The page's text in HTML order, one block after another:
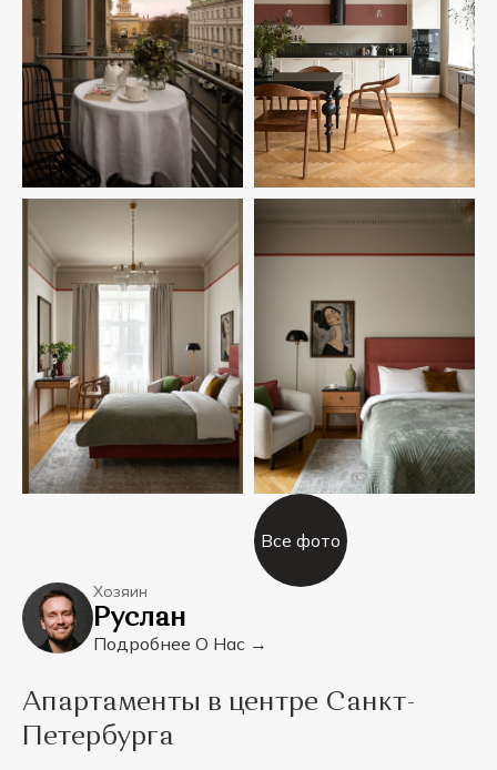
Все фото
Хозяин
Руслан
Подробнее О Нас →
Апартаменты в центре Санкт-
Петербурга